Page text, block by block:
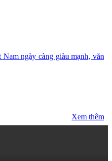
ngày càng giàu mạnh, văn
Xem thêm